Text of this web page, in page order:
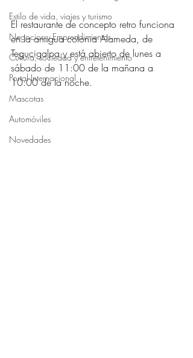
Estilo de vida, viajes y turismo
Negocios y Emprendimientos
Cultura, sociedad y entretenimiento
Portal Internacional
Mascotas
Automóviles
Novedades
Obtuvo NaN de 5 estrellas.
El restaurante de concepto retro funciona
en la antigua colonia Alameda, de
Tegucigalpa y está abierto de lunes a
sábado de 11:00 de la mañana a
10:00 de la noche.